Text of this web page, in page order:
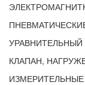
УРАВНИТЕЛЬНЫЙ
КЛАПАН,
ИЗМЕРИТЕЛЬНЫЕ